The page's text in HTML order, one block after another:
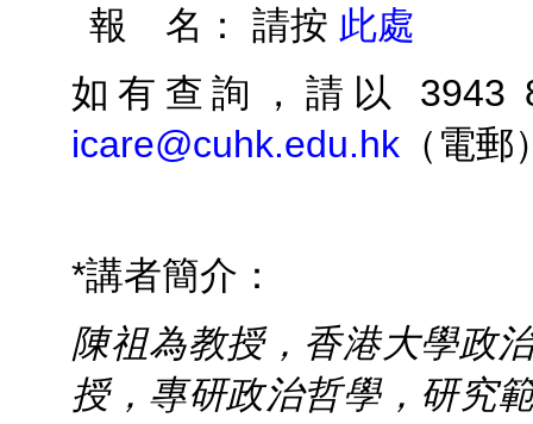
報 名： 請按 此處
如有查詢，請以 3943
icare@cuhk.edu.hk （電
*講者簡介：
陳祖為教授，香港大學政
授，專研政治哲學，研究